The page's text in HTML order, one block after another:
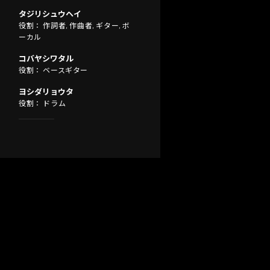
タジリシュウヘイ
役割： 作詞者, 作曲者, ギター, ボ
ーカル
コバヤシワタル
役割： ベースギター
ヨシダリョウタ
役割： ドラム